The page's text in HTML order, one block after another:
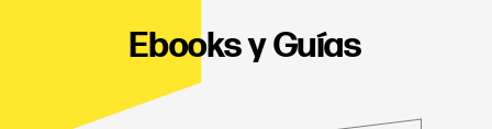
Ebooks y Guías